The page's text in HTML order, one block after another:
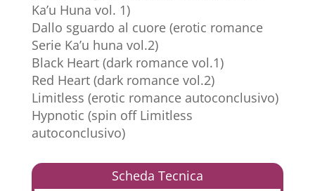
Ka’u Huna vol. 1)
Dallo sguardo al cuore (erotic romance
Serie Ka’u huna vol.2)
Black Heart (dark romance vol.1)
Red Heart (dark romance vol.2)
Limitless (erotic romance autoconclusivo)
Hypnotic (spin off Limitless
autoconclusivo)
Scheda Tecnica